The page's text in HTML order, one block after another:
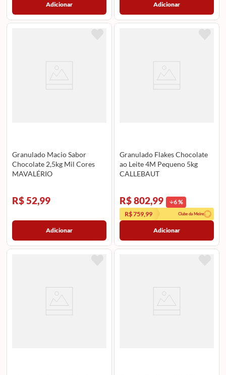
Adicionar Adicionar
Granulado Macio Sabor
Chocolate 2,5kg Mil Cores
MAVALÉRIO
R$ 52,99
Adicionar
Granulado Flakes Chocolate
ao Leite 4M Pequeno 5kg
CALLEBAUT
R$ 802,99 6%
R$ 759,99
Clube da Meire
Adicionar